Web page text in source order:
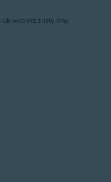
lub wybierz z listy inny